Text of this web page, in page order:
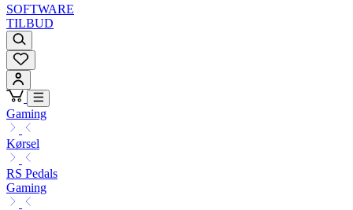
SOFTWARE
TILBUD
Gaming
Kørsel
RS Pedals
Gaming